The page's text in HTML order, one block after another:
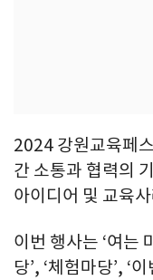
2024 강원교육페
간 소통과 협력의
아이디어 및 교육
이번 행사는 ‘여는
당’, ‘체험마당’, ‘